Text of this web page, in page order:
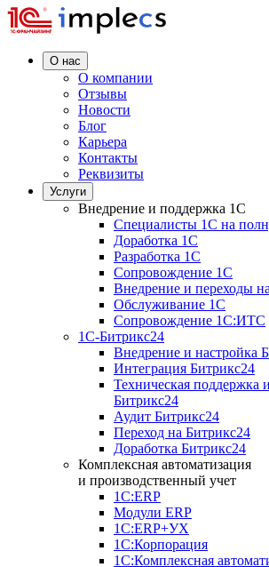
О нас
О компании
Отзывы
Новости
Блог
Карьера
Контакты
Реквизиты
Услуги
Внедрение и поддержка 1C
Специалисты 1C на
Доработка 1C
Разработка 1C
Сопровождение 1C
Внедрение и переходы
Обслуживание 1C
Сопровождение 1C:ИТС
1С-Битрикс24
Внедрение и настройка
Интеграция Битрикс24
Техническая поддержка
Битрикс24
Аудит Битрикс24
Переход на Битрикс24
Доработка Битрикс24
Комплексная автоматизация
и производственный учет
1С:ERP
Модули ERP
1C:ERP+УХ
1С:Корпорация
1С:Комплексная